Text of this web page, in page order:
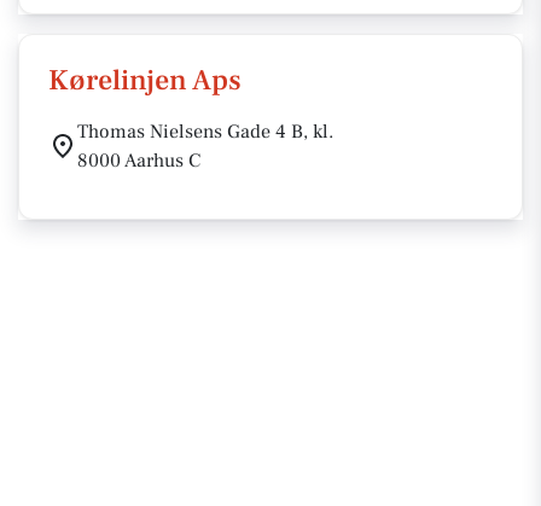
Kørelinjen Aps
Thomas Nielsens Gade 4 B, kl.
8000 Aarhus C